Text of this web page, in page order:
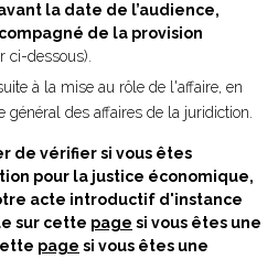
la date de l’audience,
de la provision
ci-dessous).
à la mise au rôle de l'affaire, en
général des affaires de la juridiction.
de vérifier si vous êtes
pour la justice économique,
acte introductif d'instance
sur cette page si vous êtes une
page si vous êtes une